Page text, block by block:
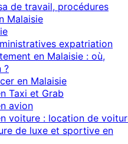
de travail, procédures
Malaisie
expatriation
en Malaisie : où,
?
en Malaisie
Taxi et Grab
avion
voiture : location de
de luxe et sportive en